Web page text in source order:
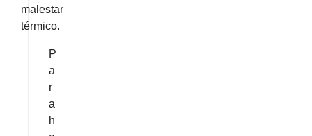
malestar
térmico.
P
a
r
a
h